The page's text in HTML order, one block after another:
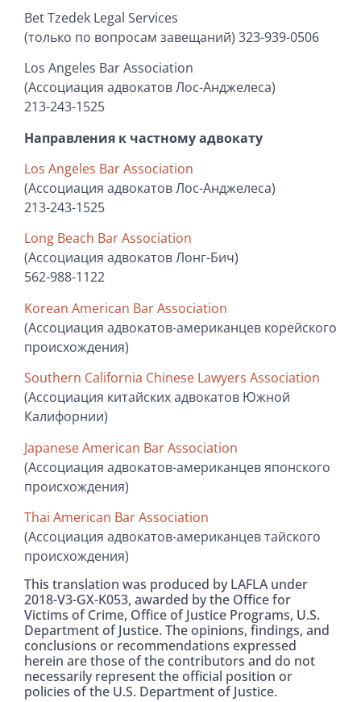
Bet Tzedek Legal Services
(только по вопросам завещаний) 323-939-0506
Los Angeles Bar Association
(Ассоциация адвокатов Лос-Анджелеса)
213-243-1525
Направления к частному адвокату
Los Angeles Bar Association
(Ассоциация адвокатов Лос-Анджелеса)
213-243-1525
Long Beach Bar Association
(Ассоциация адвокатов Лонг-Бич)
562-988-1122
Korean American Bar Association
(Ассоциация адвокатов-американцев корейского
происхождения)
Southern California Chinese Lawyers Association
(Ассоциация китайских адвокатов Южной
Калифорнии)
Japanese American Bar Association
(Ассоциация адвокатов-американцев японского
происхождения)
Thai American Bar Association
(Ассоциация адвокатов-американцев тайского
происхождения)
This translation was produced by LAFLA under
2018-V3-GX-K053, awarded by the Office for
Victims of Crime, Office of Justice Programs, U.S.
Department of Justice. The opinions, findings, and
conclusions or recommendations expressed
herein are those of the contributors and do not
necessarily represent the official position or
policies of the U.S. Department of Justice.